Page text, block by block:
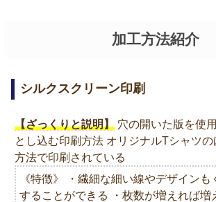
加工方法紹介
シルクスクリーン印刷
【ざっくりと説明】 穴の開いた版を使
とし込む印刷方法 オリジナルTシャツ
方法で印刷されている
《特徴》 ・繊細な細い線やデザインも
することができる ・枚数が増えれば増